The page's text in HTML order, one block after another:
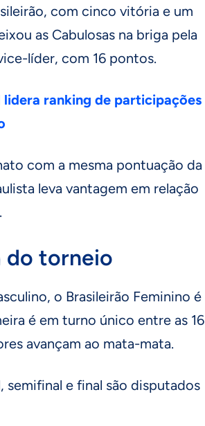
com cinco vitória e um
as Cabulosas na briga pela
líder, com 16 pontos.
lidera ranking de participações
com a mesma pontuação da
leva vantagem em relação
do torneio
o Brasileirão Feminino é
é em turno único entre as 16
avançam ao mata-mata.
semifinal e final são disputados